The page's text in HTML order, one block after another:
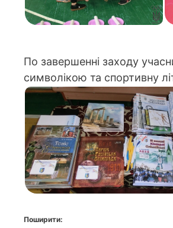
По завершенні заходу
символікою та спортивну
Поширити: